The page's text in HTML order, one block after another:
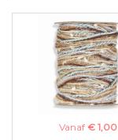
Vanaf € 1,00